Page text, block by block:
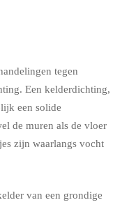
tegen
Een kelderdichting,
een solide
de muren als de vloer
zijn waarlangs vocht
van een grondige